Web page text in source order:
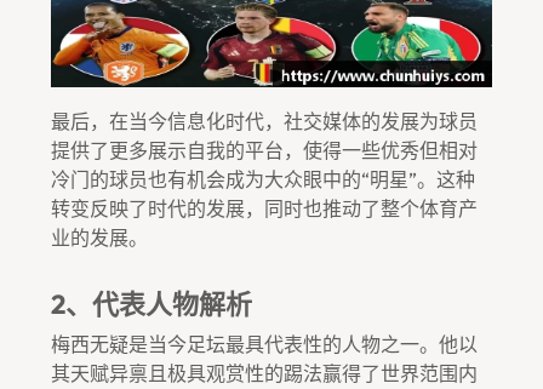
最后，在当今信息化时代，社交媒体的发展为球员
提供了更多展示自我的平台，使得一些优秀但相对
冷门的球员也有机会成为大众眼中的“明星”。这种
转变反映了时代的发展，同时也推动了整个体育产
业的发展。
2、代表人物解析
梅西无疑是当今足坛最具代表性的人物之一。他以
其天赋异禀且极具观赏性的踢法赢得了世界范围内